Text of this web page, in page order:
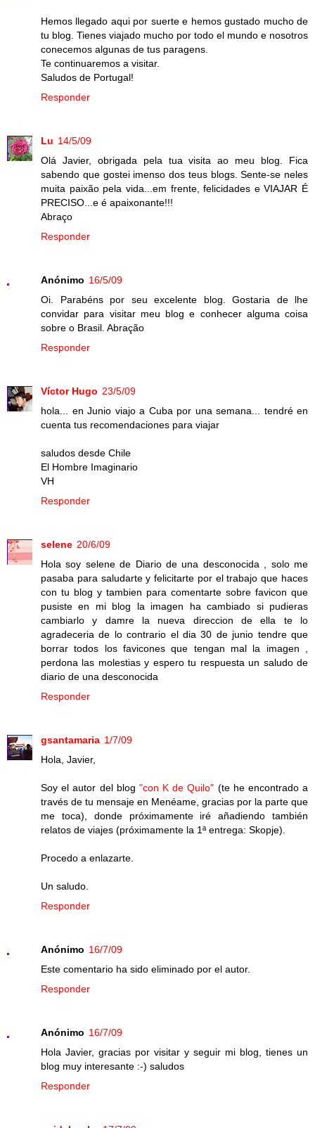
Hemos llegado aqui por suerte e hemos gustado mucho de
tu blog. Tienes viajado mucho por todo el mundo e nosotros
conecemos algunas de tus paragens.
Te continuaremos a visitar.
Saludos de Portugal!
Responder
Lu 14/5/09
Olá Javier, obrigada pela tua visita ao meu blog. Fica
sabendo que gostei imenso dos teus blogs. Sente-se neles
muita paixão pela vida...em frente, felicidades e VIAJAR É
PRECISO...e é apaixonante!!!
Abraço
Responder
Anónimo 16/5/09
Oi. Parabéns por seu excelente blog. Gostaria de lhe
convidar para visitar meu blog e conhecer alguma coisa
sobre o Brasil. Abração
Responder
Víctor Hugo 23/5/09
hola... en Junio viajo a Cuba por una semana... tendré en
cuenta tus recomendaciones para viajar
saludos desde Chile
El Hombre Imaginario
VH
Responder
selene 20/6/09
Hola soy selene de Diario de una desconocida , solo me
pasaba para saludarte y felicitarte por el trabajo que haces
con tu blog y tambien para comentarte sobre favicon que
pusiste en mi blog la imagen ha cambiado si pudieras
cambiarlo y damre la nueva direccion de ella te lo
agradeceria de lo contrario el dia 30 de junio tendre que
borrar todos los favicones que tengan mal la imagen ,
perdona las molestias y espero tu respuesta un saludo de
diario de una desconocida
Responder
gsantamaria 1/7/09
Hola, Javier,
Soy el autor del blog "con K de Quilo" (te he encontrado a
través de tu mensaje en Menéame, gracias por la parte que
me toca), donde próximamente iré añadiendo también
relatos de viajes (próximamente la 1ª entrega: Skopje).
Procedo a enlazarte.
Un saludo.
Responder
Anónimo 16/7/09
Este comentario ha sido eliminado por el autor.
Responder
Anónimo 16/7/09
Hola Javier, gracias por visitar y seguir mi blog, tienes un
blog muy interesante :-) saludos
Responder